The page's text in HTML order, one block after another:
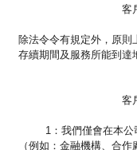
客
除法令令有規定外，原
存續期間及服務所能到達
客
1：我們僅會在本公
（例如：金融機構、合